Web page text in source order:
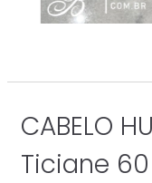
CABELO
Ticiane